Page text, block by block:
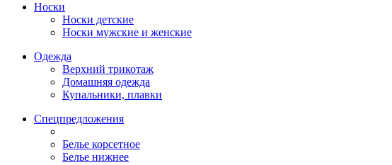
Носки
Носки детские
Носки мужские и женские
Одежда
Верхний трикотаж
Домашняя одежда
Купальники, плавки
Спецпредложения
Белье корсетное
Белье нижнее